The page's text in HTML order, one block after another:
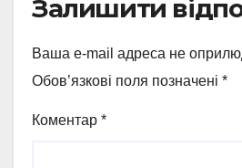
Залишити
Ваша e-mail адреса не
Обов’язкові поля позначені *
Коментар *